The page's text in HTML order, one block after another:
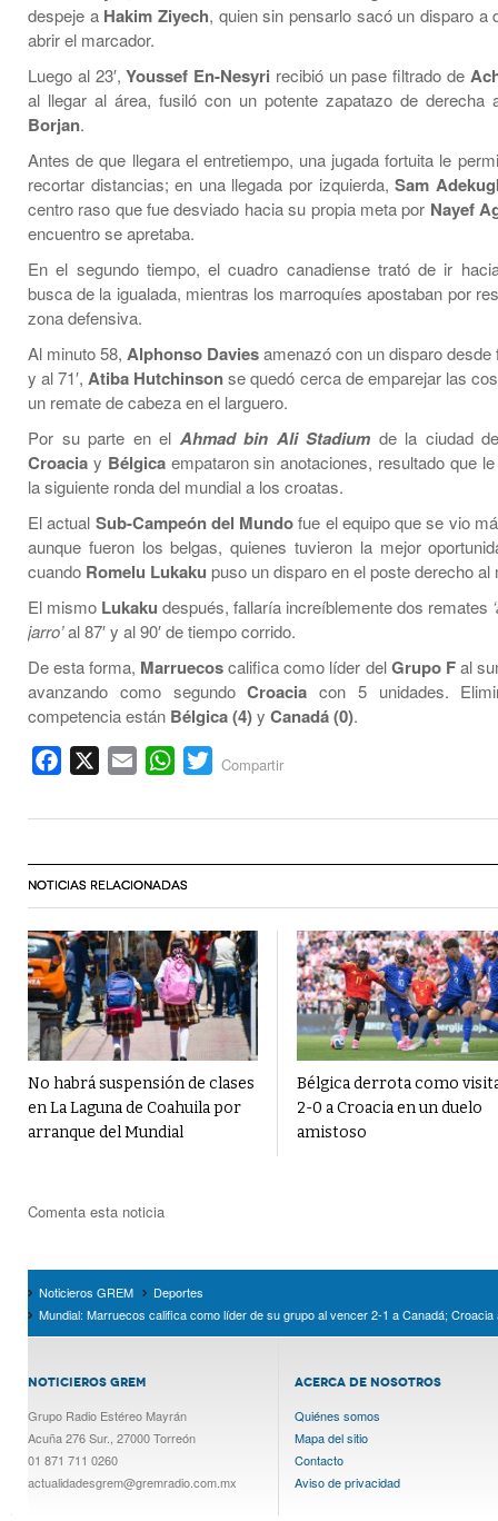
despeje a Hakim Ziyech, quien sin pensarlo sacó un disparo a
abrir el marcador.
Luego al 23′,Youssef En-Nesyri recibió un pase filtrado de
al llegar al área, fusiló con un potente zapatazo de derecha
Borjan.
Antes de que llegara el entretiempo, una jugada fortuita le
recortar distancias; en una llegada por izquierda,Sam
centro raso que fue desviado hacia su propia meta por Nayef
encuentro se apretaba.
En el segundo tiempo, el cuadro canadiense trató de ir
busca de la igualada, mientras los marroquíes apostaban por
zona defensiva.
Al minuto 58, Alphonso Daviesamenazó con un disparo desde
y al 71′,Atiba Hutchinsonse quedó cerca de emparejar las
un remate de cabeza en el larguero.
Por su parte en el Ahmad bin Ali Stadium de la ciudad
Croacia y Bélgicaempataron sin anotaciones, resultado que
la siguiente ronda del mundial a los croatas.
El actual Sub-Campeón del Mundofue el equipo que se vio
aunque fueron los belgas, quienes tuvieron la mejor
cuando Romelu Lukaku puso un disparo en el poste derecho al
El mismo Lukaku después, fallaría increíblemente dos remates
jarro’al 87′ y al 90′ de tiempo corrido.
De esta forma, Marruecoscalifica como líder delGrupo Fal
avanzando como segundoCroacia con 5 unidades.
competencia están Bélgica (4)y Canadá (0).
Facebook Email WhatsApp
Twitter
Compartir
NOTICIAS RELACIONADAS
No habrá suspensión de clases
en La Laguna de Coahuila por
arranque del Mundial
Bélgica derrota como
2-0 a Croacia en un duelo
amistoso
Comenta esta noticia
Noticieros GREM
Deportes
Mundial: Marruecos califica como líder de su grupo al vencer 2-1 a Canadá;
NOTICIEROS GREM
Grupo Radio Estéreo Mayrán
Acuña 276 Sur., 27000 Torreón
01 871 711 0260
actualidadesgrem@gremradio.com.mx
ACERCA DE NOSOTROS
Quiénes somos
Mapa del sitio
Contacto
Aviso de privacidad